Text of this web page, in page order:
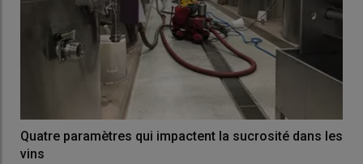
Quatre paramètres qui impactent la sucrosité dans les
vins